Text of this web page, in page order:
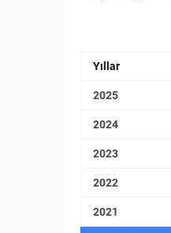
Yıllar
2025
2024
2023
2022
2021